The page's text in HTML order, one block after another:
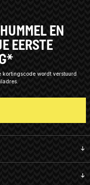
EN
EERSTE
kortingscode wordt verstuurd